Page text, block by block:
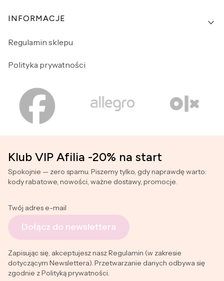
INFORMACJE
Regulamin sklepu
Polityka prywatności
Klub VIP Afilia -20% na start
Spokojnie — zero spamu. Piszemy tylko, gdy naprawdę warto:
kody rabatowe, nowości, ważne dostawy, promocje.
Twój adres e-mail
Dołącz do newslettera
Zapisując się, akceptujesz nasz Regulamin (w zakresie
dotyczącym Newslettera). Przetwarzanie danych odbywa się
zgodnie z Polityką prywatności.